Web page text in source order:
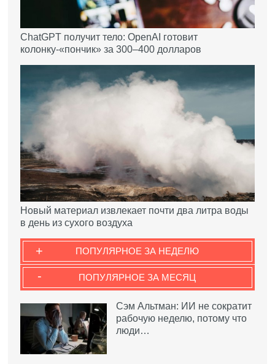
ChatGPT получит тело: OpenAI готовит
колонку-«пончик» за 300–400 долларов
Новый материал извлекает почти два литра воды
в день из сухого воздуха
ПОПУЛЯРНОЕ ЗА НЕДЕЛЮ
+
ПОПУЛЯРНОЕ ЗА МЕСЯЦ
-
Сэм Альтман: ИИ не сократит
рабочую неделю, потому что
люди…